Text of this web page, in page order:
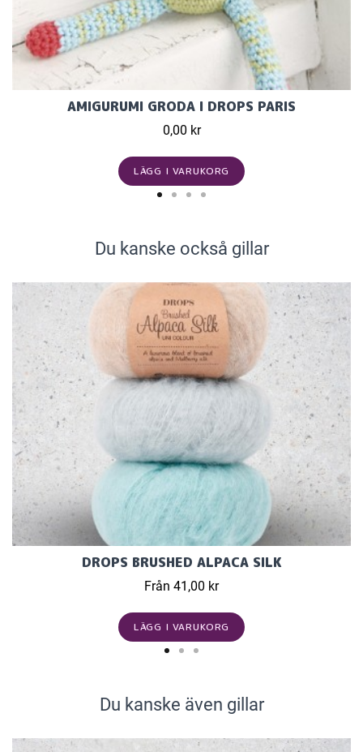
AMIGURUMI GRODA I DROPS PARIS
0,00 kr
LÄGG I VARUKORG
Du kanske också gillar
DROPS BRUSHED ALPACA SILK
Från 41,00 kr
LÄGG I VARUKORG
Du kanske även gillar